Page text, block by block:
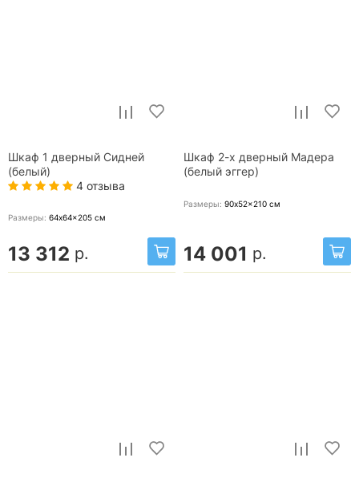
Шкаф 1 дверный Сидней
(белый)
4 отзыва
Размеры: 64x64x205 см
13 312 р.
Шкаф 2-х дверный Мадера
(белый эггер)
Размеры: 90x52x210 см
14 001 р.